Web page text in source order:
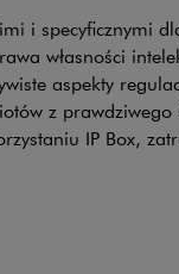
i specyficznymi
własności
aspekty
z
IP Box,